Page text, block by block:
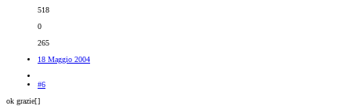
518
0
265
18 Maggio 2004
#6
ok grazie[]